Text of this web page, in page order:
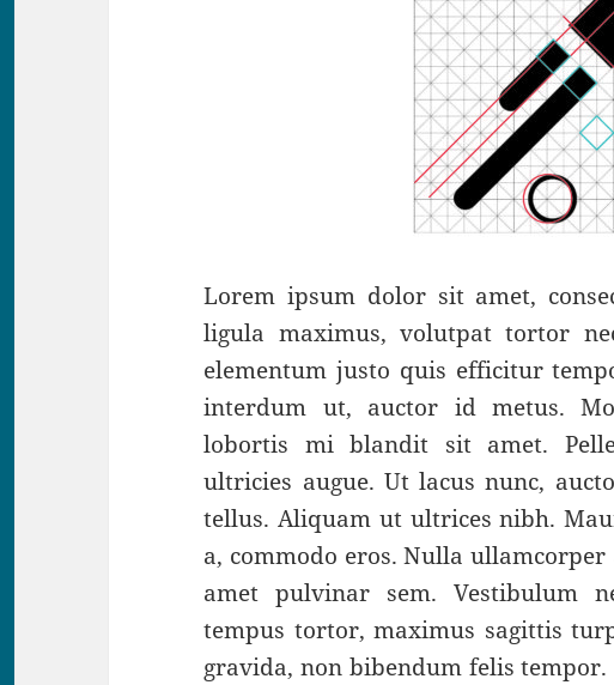
Lorem ipsum dolor sit amet,
ligula maximus, volutpat tortor
elementum justo quis efficitur
interdum ut, auctor id metus.
lobortis mi blandit sit amet.
ultricies augue. Ut lacus nunc,
tellus. Aliquam ut ultrices nibh.
a, commodo eros. Nulla
amet pulvinar sem. Vestibulum
tempus tortor, maximus sagittis
gravida, non bibendum felis